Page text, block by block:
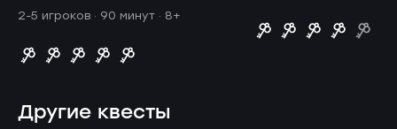
2-5 игроков · 90 минут · 8+
Другие квесты